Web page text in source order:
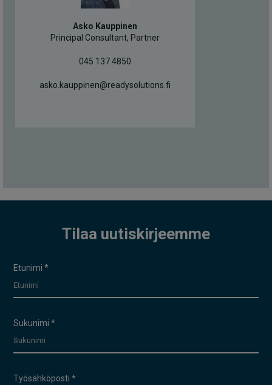
Asko Kauppinen
Principal Consultant, Partner
045 137 4850
asko.kauppinen@readysolutions.fi
Tilaa uutiskirjeemme
Etunimi *
Sukunimi *
Työsähköposti *